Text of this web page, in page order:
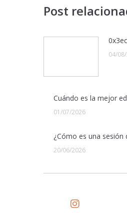
Post
04/
Cuándo es la mejor
01/07/2026
¿Cómo es una sesión
20/06/2026